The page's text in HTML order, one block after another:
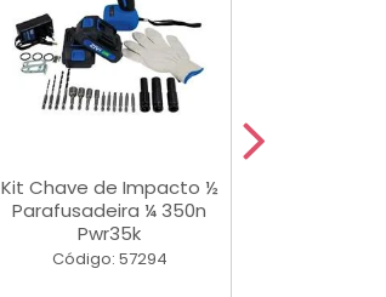
Kit Chave de Impacto ½
Parafusadeira ¼ 350n
Pwr35k
Código: 57294